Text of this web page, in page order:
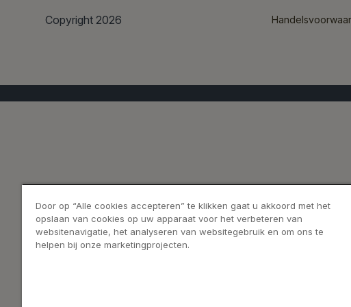
Copyright 2026
Een
Door op “Alle cookies accepteren” te klikken gaat u akkoord met het
opslaan van cookies op uw apparaat voor het verbeteren van
websitenavigatie, het analyseren van websitegebruik en om ons te
helpen bij onze marketingprojecten.